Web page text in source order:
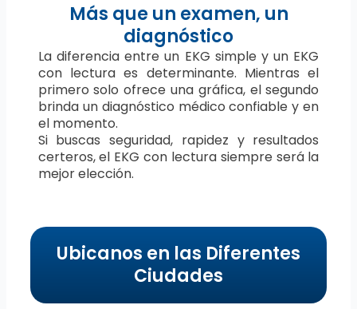
Más que un examen, un
diagnóstico
La diferencia entre un EKG simple y un EKG
con lectura es determinante. Mientras el
primero solo ofrece una gráfica, el segundo
brinda un diagnóstico médico confiable y en
el momento.
Si buscas seguridad, rapidez y resultados
certeros, el EKG con lectura siempre será la
mejor elección.
Ubicanos en las Diferentes
Ciudades